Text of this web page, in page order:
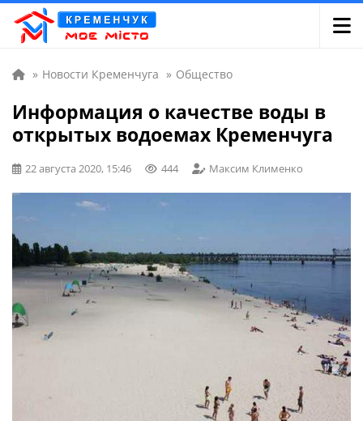
» Новости Кременчуга » Общество
Информация о качестве воды в
открытых водоемах Кременчуга
22 августа 2020, 15:46 444 Максим Клименко